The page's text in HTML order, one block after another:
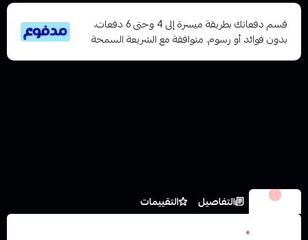
قسم دفعاتك بطريقة ميسرة إلى 4 وحتى 6 دفعات،
بدون فوائد أو رسوم. متوافقة مع الشريعة السمحة
الخيارات التفاصيل
التقييمات
*